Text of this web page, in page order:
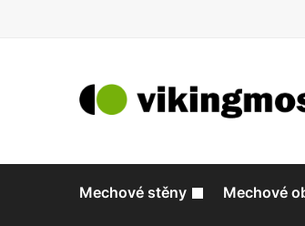
Mechové stěny Mechové